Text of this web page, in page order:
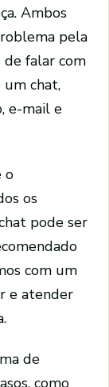
Ambos
pela
de falar com
chat,
e-mail e
o
os
pode ser
com um
e atender
de